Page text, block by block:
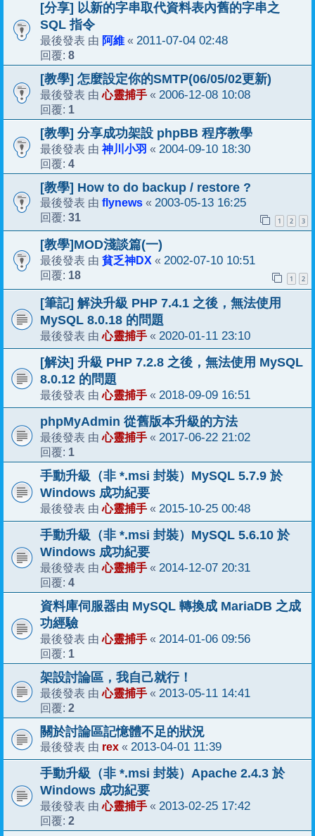
[分享] 以新的字串取代資料表內舊的字串之
SQL 指令
最後發表 由 阿維 « 2011-07-04 02:48
回覆: 8
[教學] 怎麼設定你的SMTP(06/05/02更新)
最後發表 由心靈捕手 « 2006-12-08 10:08
回覆: 1
[教學] 分享成功架設 phpBB 程序教學
最後發表 由 神川小羽 « 2004-09-10 18:30
回覆: 4
[教學] How to do backup / restore ?
最後發表 由 flynews « 2003-05-13 16:25
回覆: 31 1 2 3
[教學]MOD淺談篇(一)
最後發表 由 貧乏神DX « 2002-07-10 10:51
回覆: 18 1 2
[筆記] 解決升級 PHP 7.4.1 之後，無法使用
MySQL 8.0.18 的問題
最後發表 由心靈捕手 « 2020-01-11 23:10
[解決] 升級 PHP 7.2.8 之後，無法使用 MySQL
8.0.12 的問題
最後發表 由心靈捕手 « 2018-09-09 16:51
phpMyAdmin 從舊版本升級的方法
最後發表 由心靈捕手 « 2017-06-22 21:02
回覆: 1
手動升級（非 *.msi 封裝）MySQL 5.7.9 於
Windows 成功紀要
最後發表 由心靈捕手 « 2015-10-25 00:48
手動升級（非 *.msi 封裝）MySQL 5.6.10 於
Windows 成功紀要
最後發表 由心靈捕手 « 2014-12-07 20:31
回覆: 4
資料庫伺服器由 MySQL 轉換成 MariaDB 之成
功經驗
最後發表 由心靈捕手 « 2014-01-06 09:56
回覆: 1
架設討論區，我自己就行！
最後發表 由心靈捕手 « 2013-05-11 14:41
回覆: 2
關於討論區記憶體不足的狀況
最後發表 由 rex « 2013-04-01 11:39
手動升級（非 *.msi 封裝）Apache 2.4.3 於
Windows 成功紀要
最後發表 由心靈捕手 « 2013-02-25 17:42
回覆: 2